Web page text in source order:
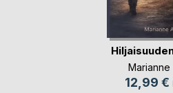
Marianne
12,99 €